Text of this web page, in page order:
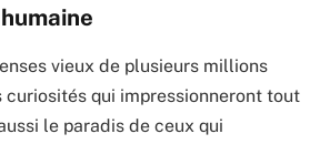
vieux de plusieurs millions
curiosités qui impressionneront tout
le paradis de ceux qui